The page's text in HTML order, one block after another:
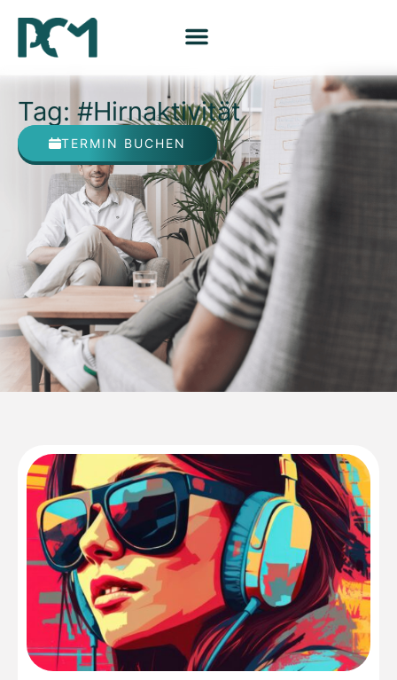
Tag: #Hirnaktivität
TERMIN BUCHEN